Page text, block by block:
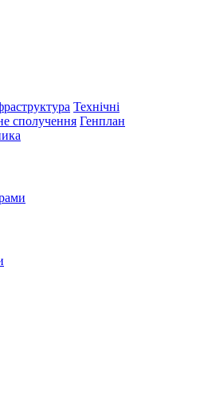
Технічні
сполучення Генплан